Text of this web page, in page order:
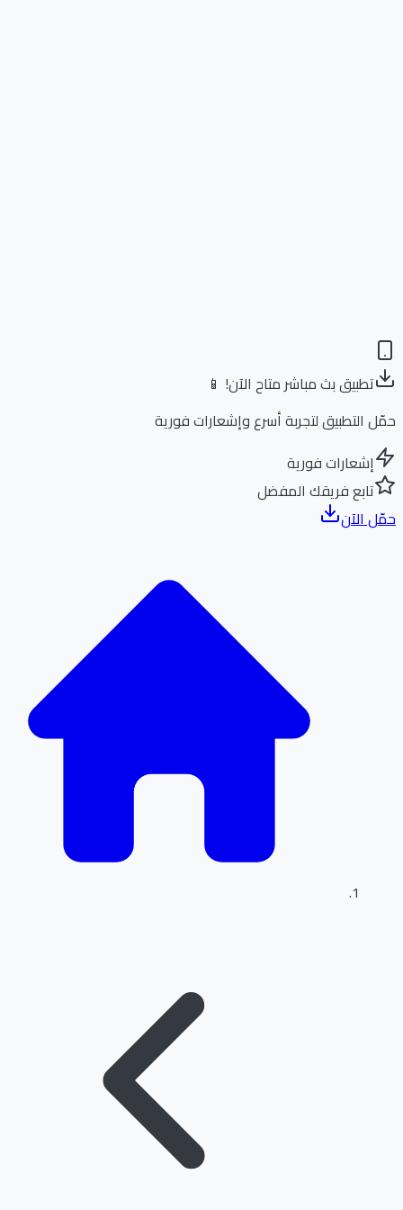
تطبيق بث مباشر متاح الآن! 📱
التطبيق لتجربة أسرع وإشعارات فورية
إشعارات فورية
تابع فريقك المفضل
الآن